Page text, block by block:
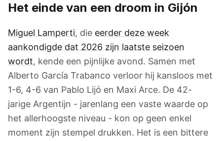
Het einde van een droom in Gijón
Miguel Lamperti, die eerder deze week
aankondigde dat 2026 zijn laatste seizoen
wordt, kende een pijnlijke avond. Samen met
Alberto García Trabanco verloor hij kansloos met
1-6, 4-6 van Pablo Lijó en Maxi Arce. De 42-
jarige Argentijn - jarenlang een vaste waarde op
het allerhoogste niveau - kon op geen enkel
moment zijn stempel drukken. Het is een bittere